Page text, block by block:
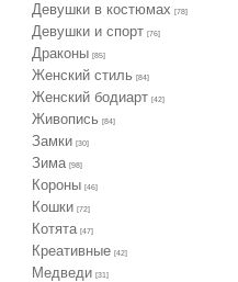
Девушки в костюмах [78]
Девушки и спорт [76]
Драконы [85]
Женский стиль [84]
Женский бодиарт [42]
Живопись [84]
Замки [30]
Зима [98]
Короны [46]
Кошки [72]
Котята [47]
Креативные [42]
Медведи [31]